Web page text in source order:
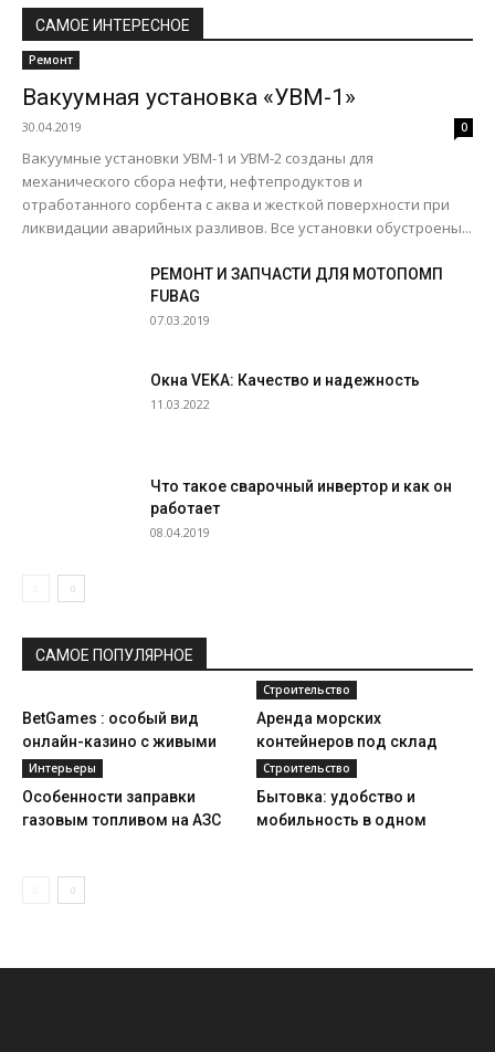
САМОЕ ИНТЕРЕСНОЕ
Ремонт
Вакуумная установка «УВМ-1»
30.04.2019 0
Вакуумные установки УВМ-1 и УВМ-2 созданы для
механического сбора нефти, нефтепродуктов и
отработанного сорбента с аква и жесткой поверхности при
ликвидации аварийных разливов. Все установки обустроены...
РЕМОНТ И ЗАПЧАСТИ ДЛЯ МОТОПОМП
FUBAG
07.03.2019
Окна VEKA: Качество и надежность
11.03.2022
Что такое сварочный инвертор и как он
работает
08.04.2019
САМОЕ ПОПУЛЯРНОЕ
BetGames : особый вид
онлайн-казино с живыми
дилерами
Строительство
Аренда морских
контейнеров под склад
Интерьеры
Особенности заправки
газовым топливом на АЗС
Строительство
Бытовка: удобство и
мобильность в одном